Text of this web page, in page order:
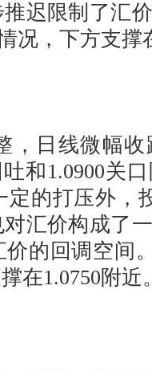
迟限制了汇
况，下方支撑
日线微幅收
和1.0900关
的打压外，
汇价构成了
的回调空间
在1.0750附近